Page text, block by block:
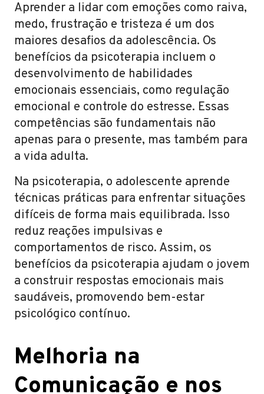
Aprender a lidar com emoções como raiva,
medo, frustração e tristeza é um dos
maiores desafios da adolescência. Os
benefícios da psicoterapia incluem o
desenvolvimento de habilidades
emocionais essenciais, como regulação
emocional e controle do estresse. Essas
competências são fundamentais não
apenas para o presente, mas também para
a vida adulta.
Na psicoterapia, o adolescente aprende
técnicas práticas para enfrentar situações
difíceis de forma mais equilibrada. Isso
reduz reações impulsivas e
comportamentos de risco. Assim, os
benefícios da psicoterapia ajudam o jovem
a construir respostas emocionais mais
saudáveis, promovendo bem-estar
psicológico contínuo.
Melhoria na
Comunicação e nos